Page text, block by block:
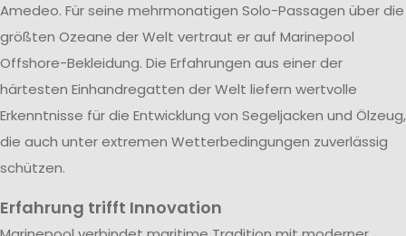
Amedeo. Für seine mehrmonatigen Solo-Passagen über die
größten Ozeane der Welt vertraut er auf Marinepool
Offshore-Bekleidung. Die Erfahrungen aus einer der
härtesten Einhandregatten der Welt liefern wertvolle
Erkenntnisse für die Entwicklung von Segeljacken und Ölzeug,
die auch unter extremen Wetterbedingungen zuverlässig
schützen.
Erfahrung trifft Innovation